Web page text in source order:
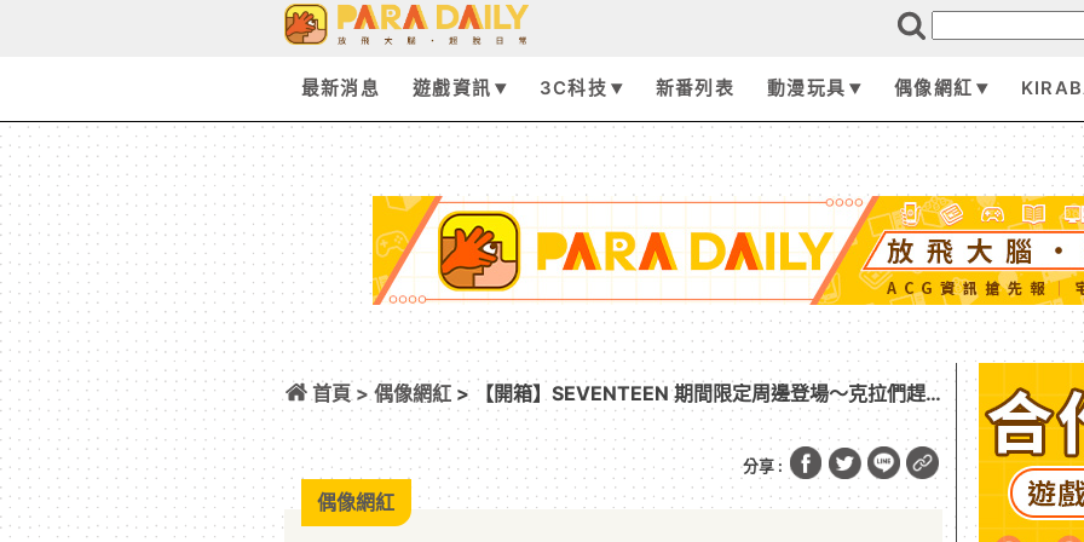
最新消息 遊戲資訊 3C科技 新番列表 動漫玩具 偶像網紅
首頁 >偶像網紅 > 【開箱】SEVENTEEN 期間限定周邊登場～克拉們趕
緊來撿寶吧！
分享 :
偶像網紅